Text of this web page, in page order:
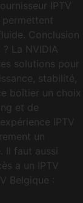
IPTV
Conclusion
La NVIDIA
solutions pour
stabilité,
boîtier un choix
et de
IPTV
un
Il faut aussi
a un IPTV
Belgique :